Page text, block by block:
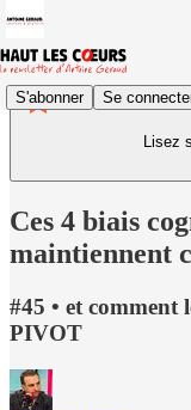
S'abonner Se
Lisez
Ces 4 biais
maintiennent
#45 • et comment
PIVOT